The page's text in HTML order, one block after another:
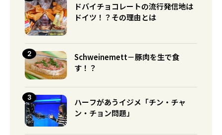
ドバイチョコレートの流行発信地は
ドイツ！？その理由とは
Schweinemett－豚肉を生で食
す！？
ハーフがあうイジメ「チン・チャ
ン・チョン問題」